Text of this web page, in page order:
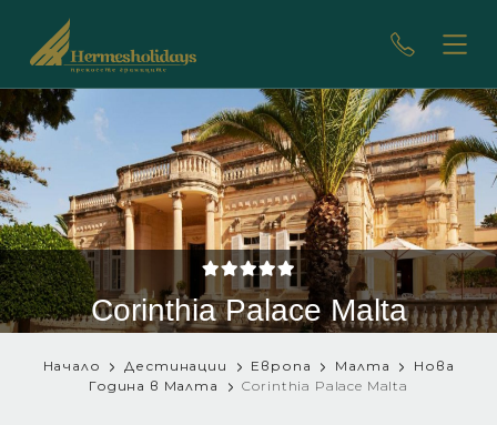
Corinthia Palace Malta
Начало Дестинации Европа Малта
Нова
Година в Малта
Corinthia Palace Malta